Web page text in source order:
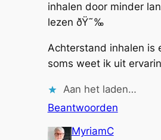
inhalen door minder
lezen ðŸ˜‰
Achterstand inhalen is
soms weet ik uit
Aan het laden…
Beantwoorden
MyriamC